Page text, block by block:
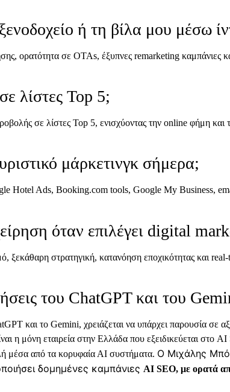
ή τη βίλα μου μέσω
ορατότητα σε OTAs, έξυπνες remarketing καμπάνιες
λίστες Top 5;
σε λίστες Top 5, ενισχύοντας την online φήμη και
μάρκετινγκ σήμερα;
Hotel Ads, Booking.com tools, Google My Business,
όταν επιλέγει digital
ξεκάθαρη στρατηγική, κατανόηση εποχικότητας και
του ChatGPT και του
και το Gemini, χρειάζεται να υπάρχει παρουσία σε
η μόνη εταιρεία στην Ελλάδα που εξειδικεύεται στο AI
μέσα από τα κορυφαία ΑΙ συστήματα. Ο Μιχάλης
δομημένες καμπάνιες AI SEO, με ορατά